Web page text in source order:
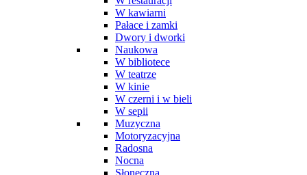
W kawiarni
Pałace i zamki
Dwory i dworki
Naukowa
W bibliotece
W teatrze
W kinie
W czerni i w bieli
W sepii
Muzyczna
Motoryzacyjna
Radosna
Nocna
Słoneczna